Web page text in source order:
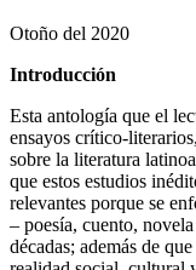
Otoño del 2020
Introducción
Esta antología que el
ensayos crítico-
sobre la literatura
que estos estudios
relevantes porque se
– poesía, cuento,
décadas; además de